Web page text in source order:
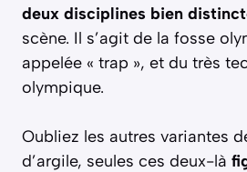
deux disciplines bien
scène. Il s’agit de la fosse
appelée « trap », et du très
olympique.
Oubliez les autres variantes
d’argile, seules ces deux-là